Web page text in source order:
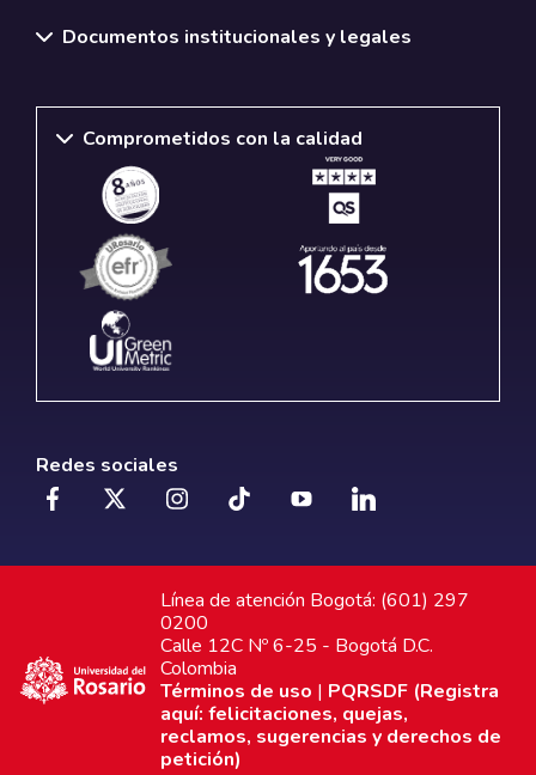
Documentos institucionales y legales
Comprometidos con la calidad
Redes sociales
Línea de atención Bogotá: (601) 297
0200
Calle 12C Nº 6-25 - Bogotá D.C.
Colombia
Términos de uso | PQRSDF (Registra
aquí: felicitaciones, quejas,
reclamos, sugerencias y derechos de
petición)